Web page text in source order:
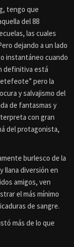
tengo que
del 88
las cuales
dejando a un lado
instantáneo cuando
definitiva está
pero la
y salvajismo del
de fantasmas y
con gran
del protagonista,
burlesco de la
llana diversión en
amigos, ven
el más mínimo
de sangre.
más de lo que